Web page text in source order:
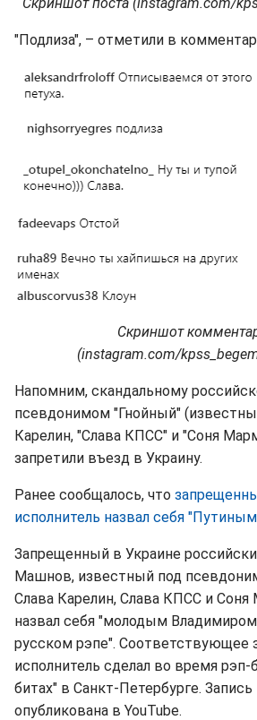
"Подлиза", – отметили в
Скриншот
(instagram.com/
Напомним, скандальному
псевдонимом "Гнойный"
Карелин, "Слава КПСС" и "Соня
запретили въезд в Украину.
Ранее сообщалось, что
исполнитель назвал себя
Запрещенный в Украине
Машнов, известный под
Слава Карелин, Слава КПСС и Соня
назвал себя "молодым
русском рэпе". Соответствующее
исполнитель сделал во время рэп-
битах" в Санкт-Петербурге.
опубликована в YouTube.